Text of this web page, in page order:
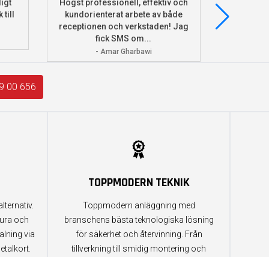
Högst professionell, effektiv och
kundorienterat arbete av både
receptionen och verkstaden! Jag
fick SMS om...
- Amar Gharbawi
deras
00 656
och
via
TOPPMODERN TEKNIK
Toppmodern anläggning med
branschens bästa teknologiska lösning
för säkerhet och återvinning. Från
tillverkning till smidig montering och